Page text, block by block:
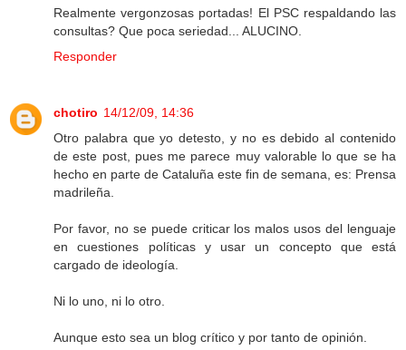
Realmente vergonzosas portadas! El PSC respaldando las
consultas? Que poca seriedad... ALUCINO.
Responder
chotiro 14/12/09, 14:36
Otro palabra que yo detesto, y no es debido al contenido
de este post, pues me parece muy valorable lo que se ha
hecho en parte de Cataluña este fin de semana, es: Prensa
madrileña.
Por favor, no se puede criticar los malos usos del lenguaje
en cuestiones políticas y usar un concepto que está
cargado de ideología.
Ni lo uno, ni lo otro.
Aunque esto sea un blog crítico y por tanto de opinión.